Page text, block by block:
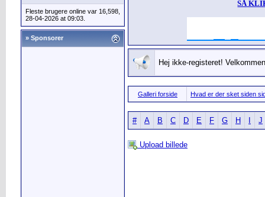
Fleste brugere online var 16,598,
28-04-2026 at 09:03.
» Sponsorer
SÅ
Hej ikke-registeret!
Galleri forside Hvad er der sket siden
# A B C D E F G H J
Upload billede